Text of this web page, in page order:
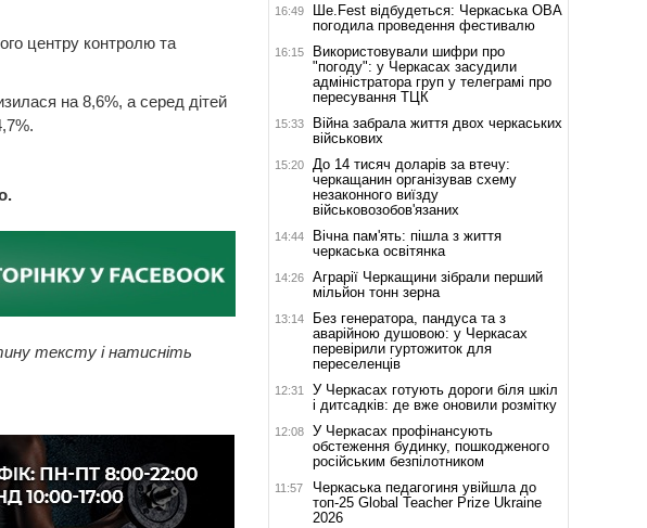
центру контролю та
на 8,6%, а серед дітей
тексту і натисніть
16:49
Ше.Fest відбудеться: Черкаська ОВА
погодила проведення фестивалю
16:15
Використовували шифри про
"погоду": у Черкасах засудили
адміністратора груп у телеграмі про
пересування ТЦК
15:33
Війна забрала життя двох черкаських
військових
15:20
До 14 тисяч доларів за втечу:
черкащанин організував схему
незаконного виїзду
військовозобов'язаних
14:44
Вічна пам'ять: пішла з життя
черкаська освітянка
14:26
Аграрії Черкащини зібрали перший
мільйон тонн зерна
13:14
Без генератора, пандуса та з
аварійною душовою: у Черкасах
перевірили гуртожиток для
переселенців
12:31
У Черкасах готують дороги біля шкіл
і дитсадків: де вже оновили розмітку
12:08
У Черкасах профінансують
обстеження будинку, пошкодженого
російським безпілотником
11:57
Черкаська педагогиня увійшла до
топ-25 Global Teacher Prize Ukraine
2026